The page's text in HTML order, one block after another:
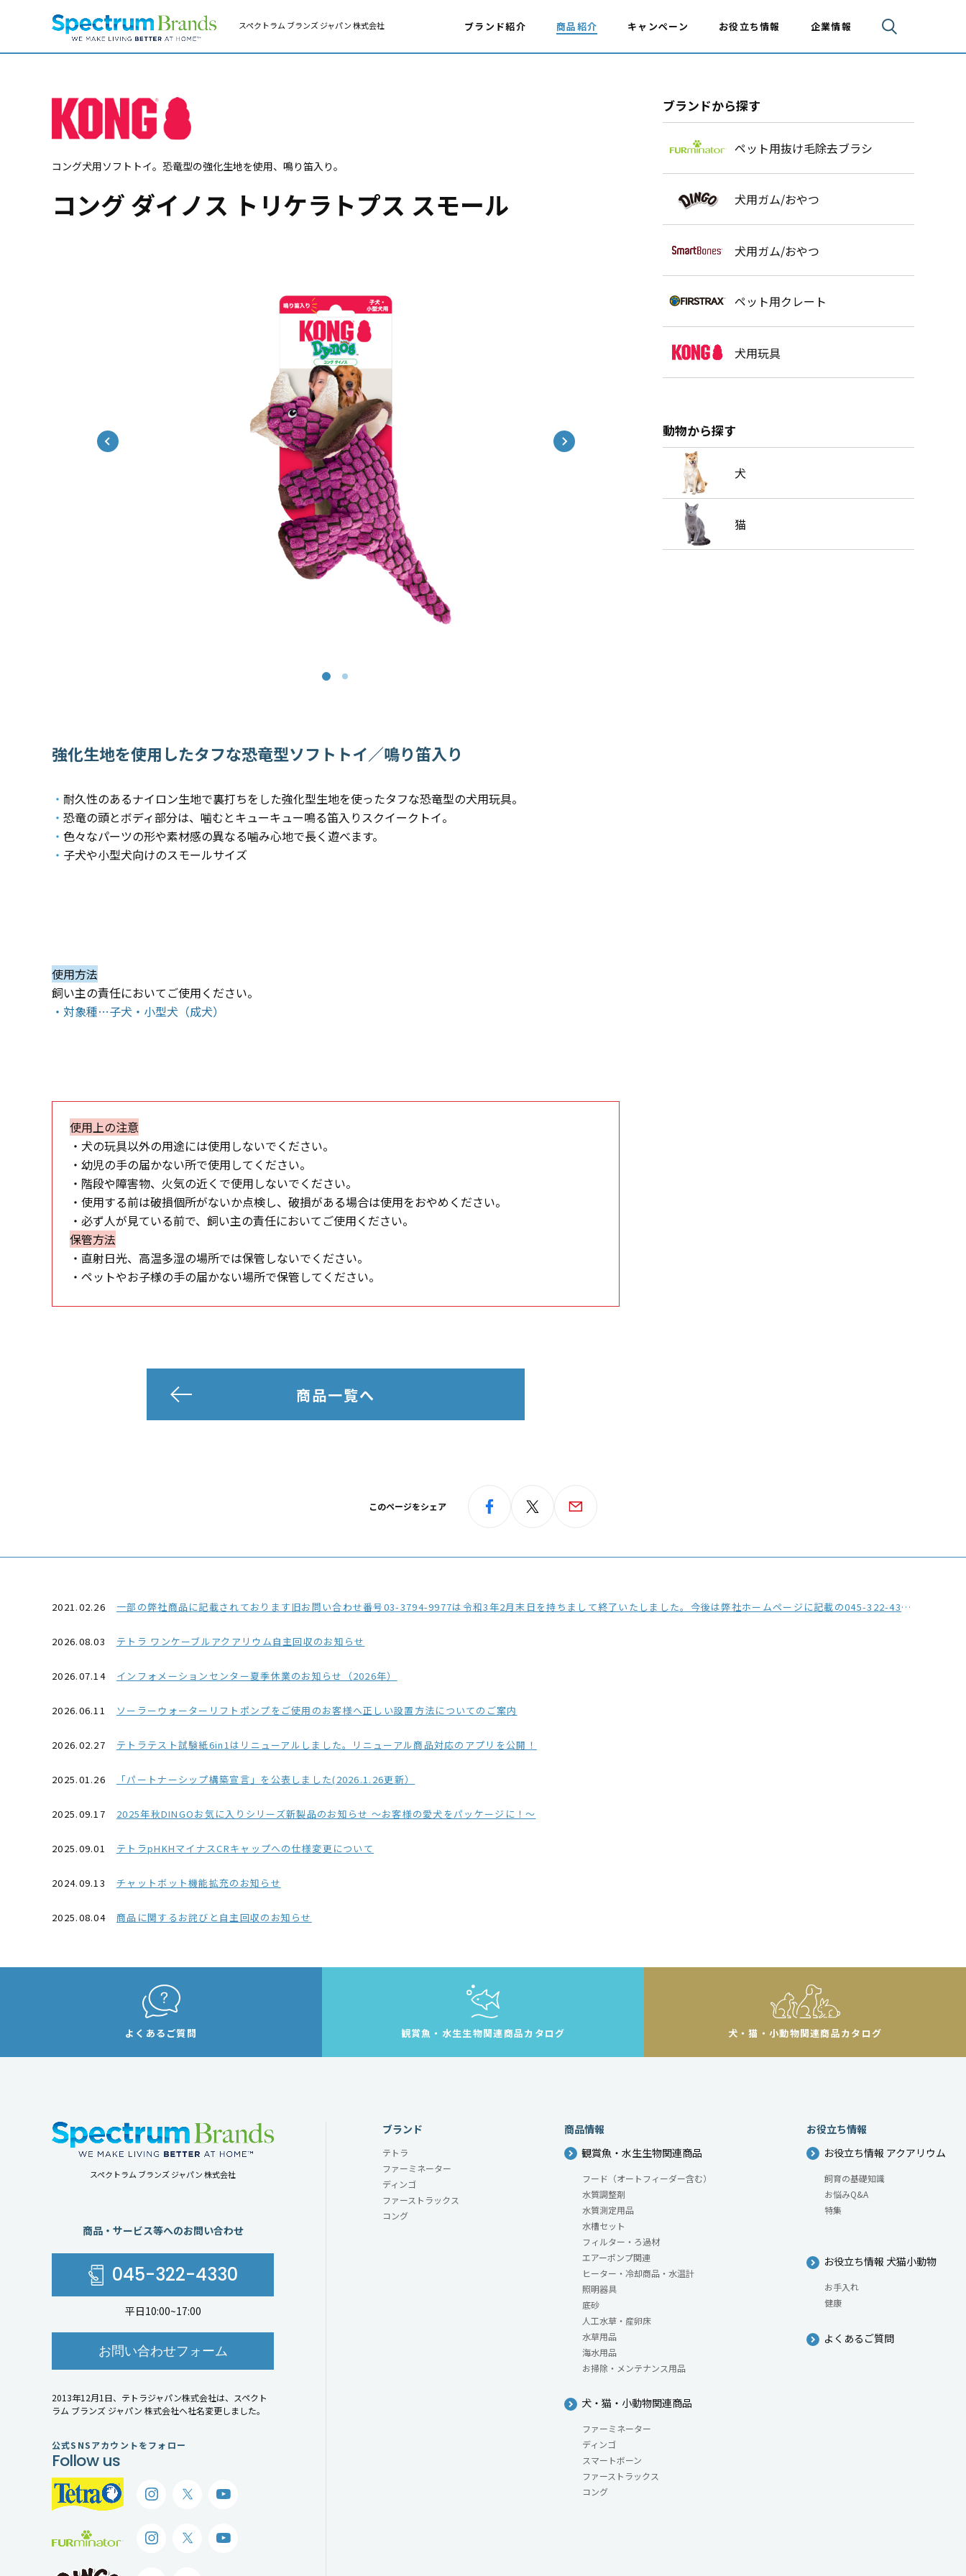
スペクトラム ブランズ ジャパン 株式会社 ブランド紹介 商品紹介 キャンペーン お役立ち情報 企業情報
コング犬用ソフトトイ。恐竜型の強化生地を使用、鳴り笛入り。
コング ダイノス トリケラトプス スモール
強化生地を使用したタフな恐竜型ソフトトイ／鳴り笛入り
・ 耐久性のあるナイロン生地で裏打ちをした強化型生地を使ったタフな恐竜型の犬用玩具。
・ 恐竜の頭とボディ部分は、噛むとキューキュー鳴る笛入りスクイークトイ。
・ 色々なパーツの形や素材感の異なる噛み心地で長く遊べます。
・ 子犬や小型犬向けのスモールサイズ
使用方法
飼い主の責任においてご使用ください。
・対象種…子犬・小型犬（成犬）
使用上の注意
・犬の玩具以外の用途には使用しないでください。
・幼児の手の届かない所で使用してください。
・階段や障害物、火気の近くで使用しないでください。
・使用する前は破損個所がないか点検し、破損がある場合は使用をおやめください。
・必ず人が見ている前で、飼い主の責任においてご使用ください。
保管方法
・直射日光、高温多湿の場所では保管しないでください。
・ペットやお子様の手の届かない場所で保管してください。
商品一覧へ
ブランドから探す
ペット用抜け毛除去ブラシ
犬用ガム/おやつ
犬用ガム/おやつ
ペット用クレート
犬用玩具
動物から探す
犬
猫
このページをシェア
2021.02.26 一部の弊社商品に記載されております旧お問い合わせ番号03-3794-9977は令和3年2月末日を持ちまして終了いたしました。今後は弊社ホームページに記載の045-322-4330をご利用ください。※おかけ間違いにご注意ください。
2026.08.03 テトラ ワンケーブルアクアリウム自主回収のお知らせ
2026.07.14 インフォメーションセンター夏季休業のお知らせ（2026年）
2026.06.11 ソーラーウォーターリフトポンプをご使用のお客様へ正しい設置方法についてのご案内
2026.02.27 テトラテスト試験紙6in1はリニューアルしました。リニューアル商品対応のアプリを公開！
2025.01.26 「パートナーシップ構築宣言」を公表しました(2026.1.26更新）
2025.09.17 2025年秋DINGOお気に入りシリーズ新製品のお知らせ ～お客様の愛犬をパッケージに！～
2025.09.01 テトラpHKHマイナスCRキャップへの仕様変更について
2024.09.13 チャットボット機能拡充のお知らせ
2025.08.04 商品に関するお詫びと自主回収のお知らせ
よくあるご質問 観賞魚・水生生物関連商品カタログ 犬・猫・小動物関連商品カタログ
スペクトラム ブランズ ジャパン 株式会社
商品・サービス等へのお問い合わせ
045-322-4330
平日10:00~17:00
お問い合わせフォーム
2013年12月1日、テトラジャパン株式会社は、スペクト
ラム ブランズ ジャパン 株式会社へ社名変更しました。
公式SNSアカウントをフォロー
Follow us
ブランド
テトラ
ファーミネーター
ディンゴ
ファーストラックス
コング
商品情報
観賞魚・水生生物関連商品
フード（オートフィーダー含む）
水質調整剤
水質測定用品
水槽セット
フィルター・ろ過材
エアーポンプ関連
ヒーター・冷却商品・水温計
照明器具
底砂
人工水草・産卵床
水草用品
海水用品
お掃除・メンテナンス用品
犬・猫・小動物関連商品
ファーミネーター
ディンゴ
スマートボーン
ファーストラックス
コング
お役立ち情報
お役立ち情報 アクアリウム
飼育の基礎知識
お悩みQ&A
特集
お役立ち情報 犬猫小動物
お手入れ
健康
よくあるご質問